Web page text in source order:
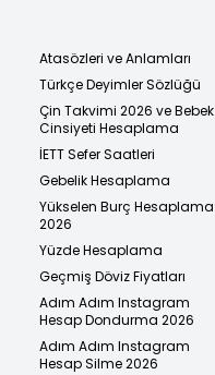
Atasözleri ve Anlamları
Türkçe Deyimler Sözlüğü
Çin Takvimi 2026 ve Bebek
Cinsiyeti Hesaplama
İETT Sefer Saatleri
Gebelik Hesaplama
Yükselen Burç Hesaplama
2026
Yüzde Hesaplama
Geçmiş Döviz Fiyatları
Adım Adım Instagram
Hesap Dondurma 2026
Adım Adım Instagram
Hesap Silme 2026